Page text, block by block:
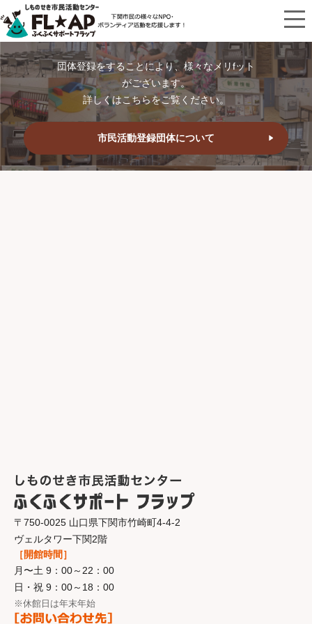
団体登録をすることにより、様々なメリfット
がございます。
詳しくはこちらをご覧ください。
市民活動登録団体について
〒750-0025 山口県下関市竹崎町4-4-2
ヴェルタワー下関2階
［開館時間］
月〜土 9：00～22：00
日・祝 9：00～18：00
※休館日は年末年始